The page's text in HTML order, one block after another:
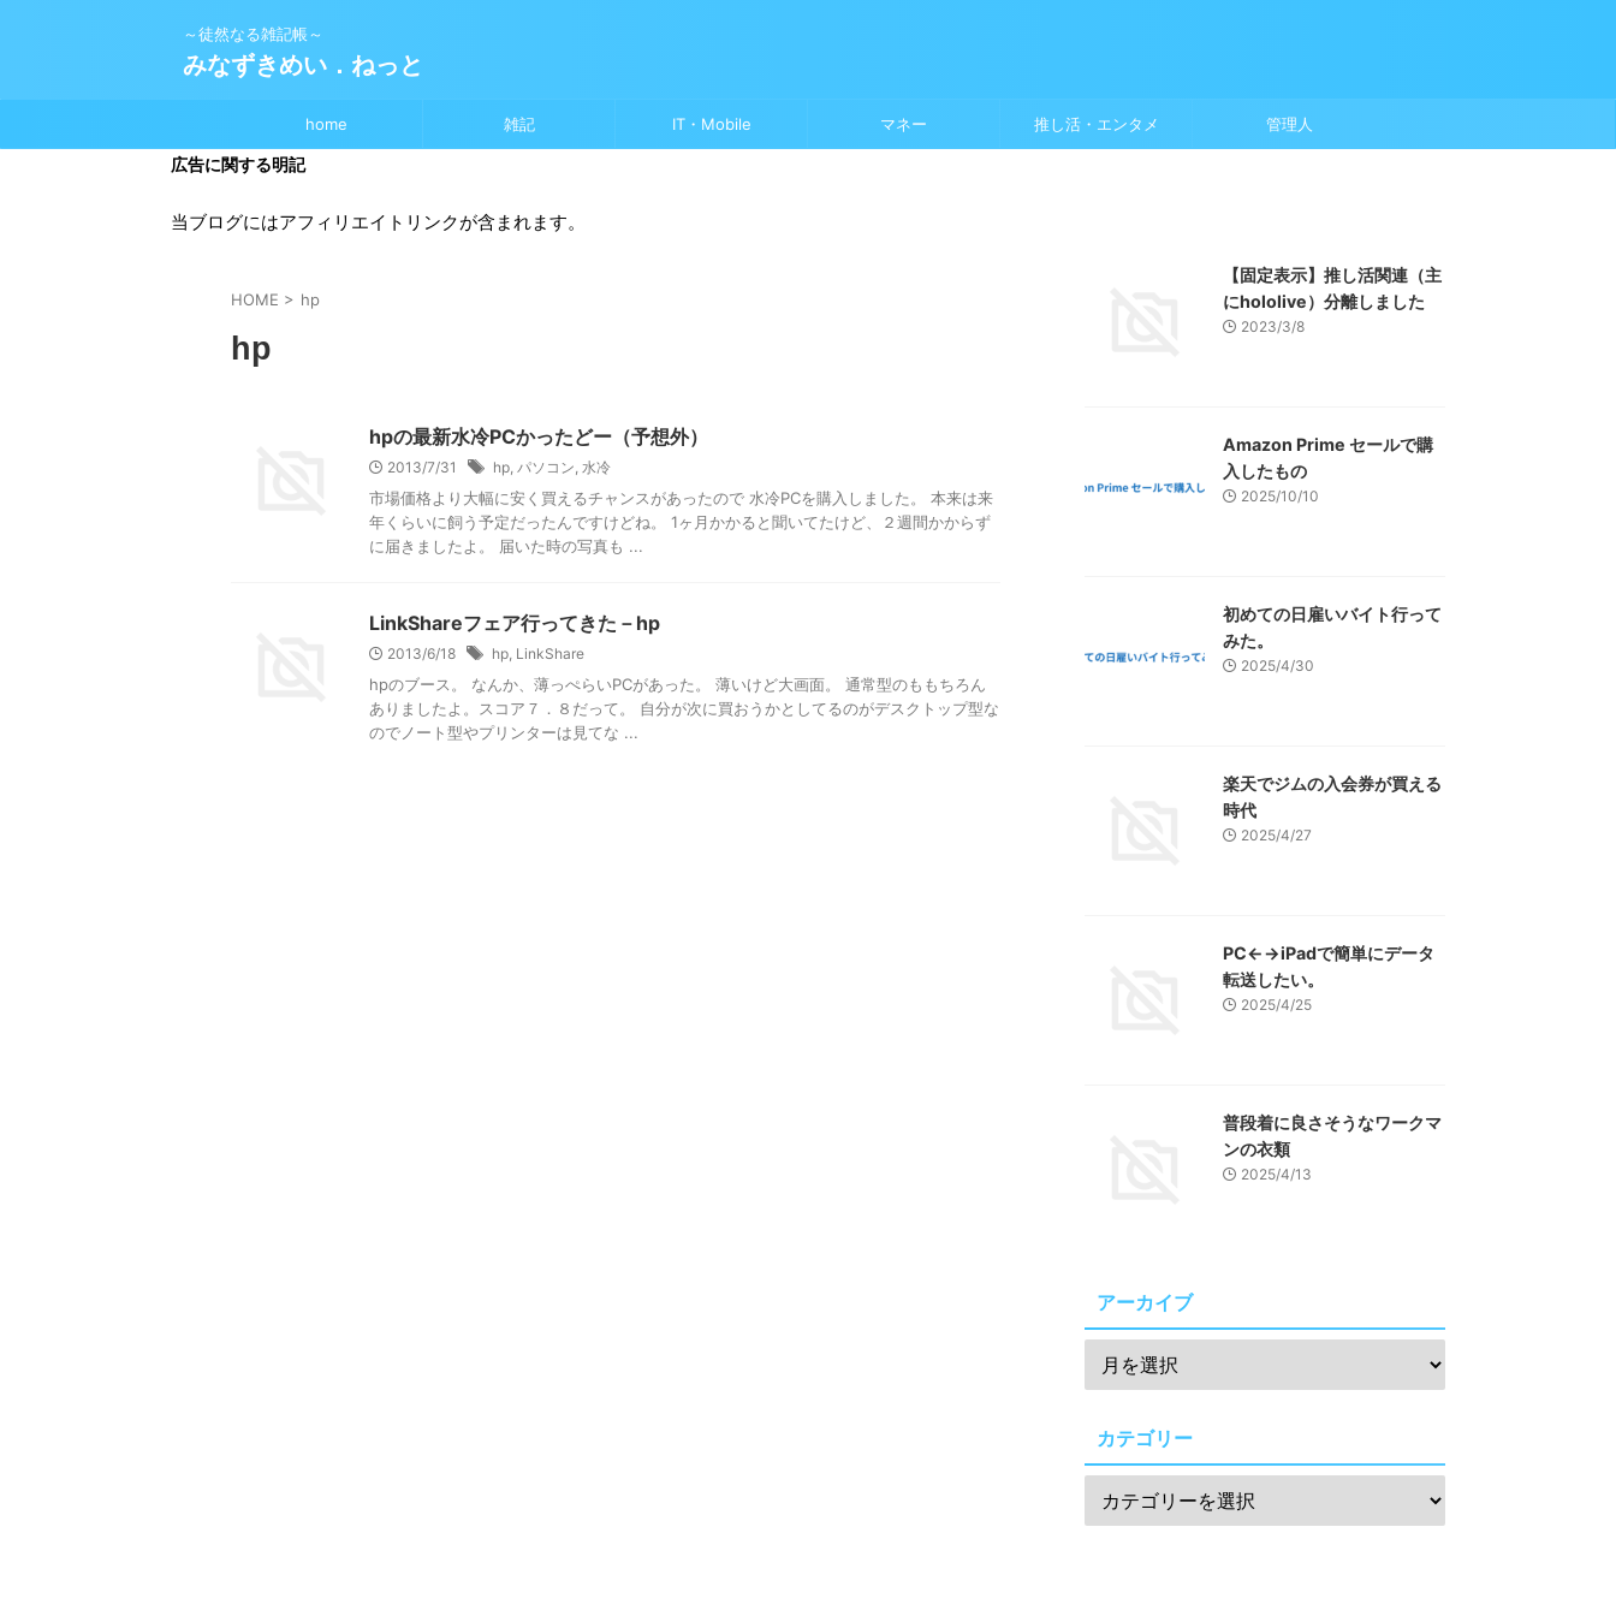
～徒然なる雑記帳～
みなずきめい．ねっと
home 雑記 IT・Mobile マネー 推し活・エンタメ 管理人
広告に関する明記
当ブログにはアフィリエイトリンクが含まれます。
HOME > hp
hp
hpの最新水冷PCかったどー（予想外）
2013/7/31 hp, パソコン, 水冷
市場価格より大幅に安く買えるチャンスがあったので 水冷PCを購入しました。 本来は来
年くらいに飼う予定だったんですけどね。 1ヶ月かかると聞いてたけど、２週間かからず
に届きましたよ。 届いた時の写真も ...
LinkShareフェア行ってきた－hp
2013/6/18 hp, LinkShare
hpのブース。 なんか、薄っぺらいPCがあった。 薄いけど大画面。 通常型のももちろん
ありましたよ。スコア７．８だって。 自分が次に買おうかとしてるのがデスクトップ型な
のでノート型やプリンターは見てな ...
【固定表示】推し活関連（主
にhololive）分離しました
2023/3/8
Amazon Prime セールで購
入したもの
2025/10/10
初めての日雇いバイト行って
みた。
2025/4/30
楽天でジムの入会券が買える
時代
2025/4/27
PC←→iPadで簡単にデータ
転送したい。
2025/4/25
普段着に良さそうなワークマ
ンの衣類
2025/4/13
アーカイブ
カテゴリー